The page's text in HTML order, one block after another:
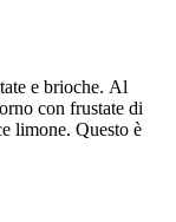
e brioche. Al
con frustate di
limone. Questo è